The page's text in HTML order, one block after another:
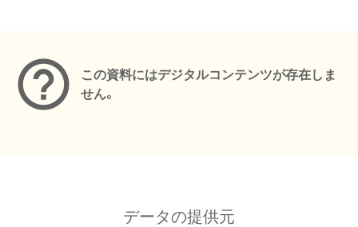
この資料にはデジタルコンテンツが存在しま
せん。
データの提供元